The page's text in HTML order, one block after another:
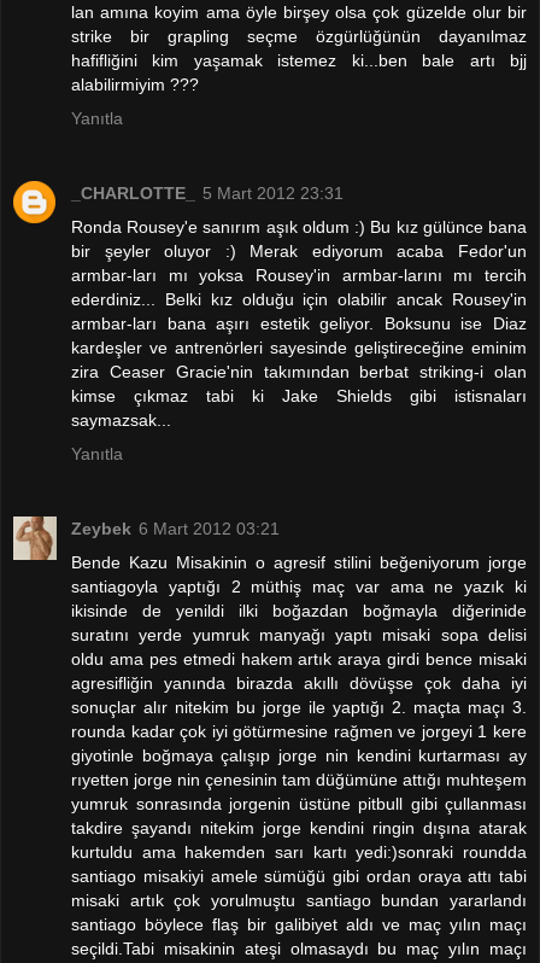
lan amına koyim ama öyle birşey olsa çok güzelde olur bir
strike bir grapling seçme özgürlüğünün dayanılmaz
hafifliğini kim yaşamak istemez ki...ben bale artı bjj
alabilirmiyim ???
Yanıtla
_CHARLOTTE_
5 Mart 2012 23:31
Ronda Rousey'e sanırım aşık oldum :) Bu kız gülünce bana
bir şeyler oluyor :) Merak ediyorum acaba Fedor'un
armbar-ları mı yoksa Rousey'in armbar-larını mı tercih
ederdiniz... Belki kız olduğu için olabilir ancak Rousey'in
armbar-ları bana aşırı estetik geliyor. Boksunu ise Diaz
kardeşler ve antrenörleri sayesinde geliştireceğine eminim
zira Ceaser Gracie'nin takımından berbat striking-i olan
kimse çıkmaz tabi ki Jake Shields gibi istisnaları
saymazsak...
Yanıtla
Zeybek 6 Mart 2012 03:21
Bende Kazu Misakinin o agresif stilini beğeniyorum jorge
santiagoyla yaptığı 2 müthiş maç var ama ne yazık ki
ikisinde de yenildi ilki boğazdan boğmayla diğerinide
suratını yerde yumruk manyağı yaptı misaki sopa delisi
oldu ama pes etmedi hakem artık araya girdi bence misaki
agresifliğin yanında birazda akıllı dövüşse çok daha iyi
sonuçlar alır nitekim bu jorge ile yaptığı 2. maçta maçı 3.
rounda kadar çok iyi götürmesine rağmen ve jorgeyi 1 kere
giyotinle boğmaya çalışıp jorge nin kendini kurtarması ay
rıyetten jorge nin çenesinin tam düğümüne attığı muhteşem
yumruk sonrasında jorgenin üstüne pitbull gibi çullanması
takdire şayandı nitekim jorge kendini ringin dışına atarak
kurtuldu ama hakemden sarı kartı yedi:)sonraki roundda
santiago misakiyi amele sümüğü gibi ordan oraya attı tabi
misaki artık çok yorulmuştu santiago bundan yararlandı
santiago böylece flaş bir galibiyet aldı ve maç yılın maçı
seçildi.Tabi misakinin ateşi olmasaydı bu maç yılın maçı